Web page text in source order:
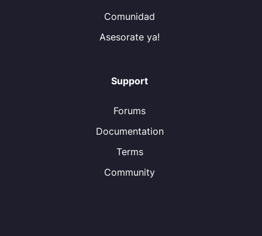
Comunidad
Asesorate ya!
Support
Forums
Documentation
Terms
Community